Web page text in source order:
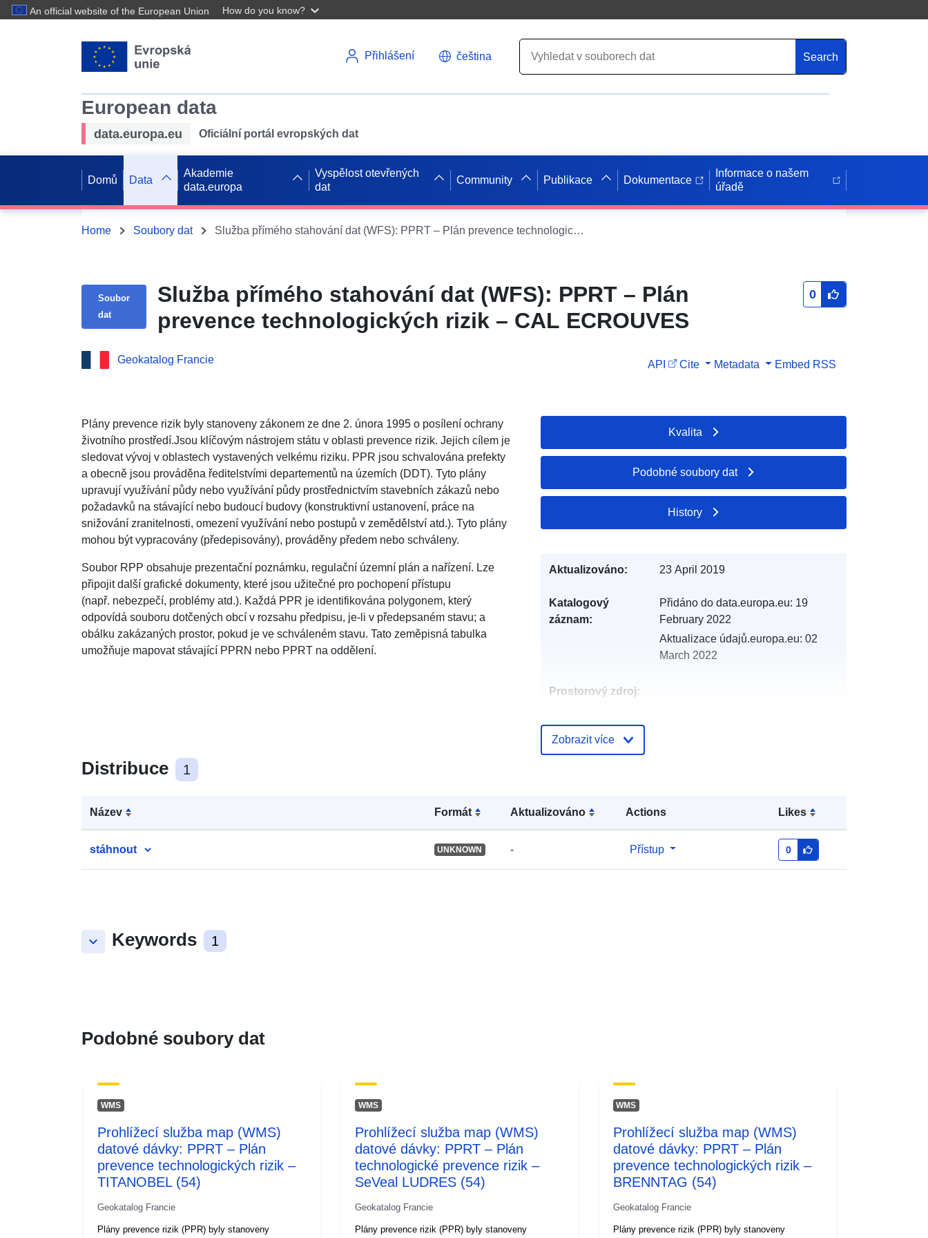
An official website of the European Union How do you know?
Přihlášení čeština Search
European data
data.europa.eu Oficiální portál evropských dat
Domů Data
Akademie
data.europa
Vyspělost otevřených
dat
Community Publikace Dokumentace
Informace o našem
úřadě
Home Soubory dat Služba přímého stahování dat (WFS): PPRT – Plán prevence technologických rizik – CAL ECROUVES
Soubor
dat
Služba přímého stahování dat (WFS): PPRT – Plán
prevence technologických rizik – CAL ECROUVES
0
Geokatalog Francie API Cite Metadata Embed RSS
Plány prevence rizik byly stanoveny zákonem ze dne 2. února 1995 o posílení ochrany
životního prostředí.Jsou klíčovým nástrojem státu v oblasti prevence rizik. Jejich cílem je
sledovat vývoj v oblastech vystavených velkému riziku. PPR jsou schvalována prefekty
a obecně jsou prováděna ředitelstvími departementů na územích (DDT). Tyto plány
upravují využívání půdy nebo využívání půdy prostřednictvím stavebních zákazů nebo
požadavků na stávající nebo budoucí budovy (konstruktivní ustanovení, práce na
snižování zranitelnosti, omezení využívání nebo postupů v zemědělství atd.). Tyto plány
mohou být vypracovány (předepisovány), prováděny předem nebo schváleny.
Soubor RPP obsahuje prezentační poznámku, regulační územní plán a nařízení. Lze
připojit další grafické dokumenty, které jsou užitečné pro pochopení přístupu
(např. nebezpečí, problémy atd.). Každá PPR je identifikována polygonem, který
odpovídá souboru dotčených obcí v rozsahu předpisu, je-li v předepsaném stavu; a
obálku zakázaných prostor, pokud je ve schváleném stavu. Tato zeměpisná tabulka
umožňuje mapovat stávající PPRN nebo PPRT na oddělení.
Distribuce 1
Název Formát Aktualizováno Actions Likes
stáhnout UNKNOWN - Přístup 0
keyboard_arrow_down Keywords 1
Kvalita
Podobné soubory dat
History
Aktualizováno: 23 April 2019
Katalogový
záznam:
Přidáno do data.europa.eu: 19
February 2022
Aktualizace údajů.europa.eu: 02
March 2022
Prostorový zdroj:
Identifikátory:
120066022-srv-7fc94ee1-9933-4cf3-
942b-2f94509ef40f
Zobrazit více
Podobné soubory dat
WMS
Prohlížecí služba map (WMS)
datové dávky: PPRT – Plán
prevence technologických rizik –
TITANOBEL (54)
Geokatalog Francie
Plány prevence rizik (PPR) byly stanoveny
WMS
Prohlížecí služba map (WMS)
datové dávky: PPRT – Plán
technologické prevence rizik –
SeVeal LUDRES (54)
Geokatalog Francie
Plány prevence rizik (PPR) byly stanoveny
WMS
Prohlížecí služba map (WMS)
datové dávky: PPRT – Plán
prevence technologických rizik –
BRENNTAG (54)
Geokatalog Francie
Plány prevence rizik (PPR) byly stanoveny